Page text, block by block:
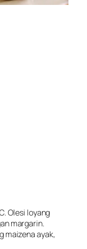
Olesi loyang
margarin.
maizena ayak,